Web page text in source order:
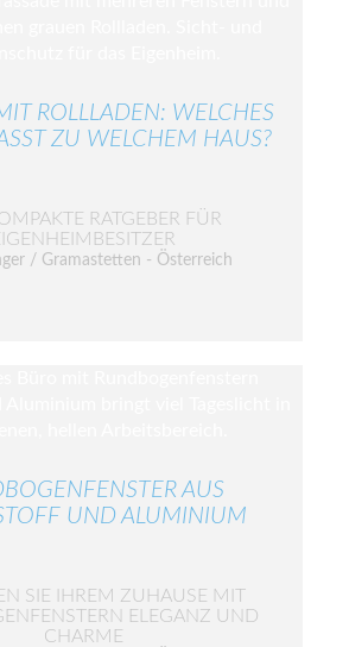
ROLLLADEN: WELCHES
ZU WELCHEM HAUS?
RATGEBER FÜR
/ Gramastetten - Österreich
AUS
UND ALUMINIUM
SIE IHREM ZUHAUSE MIT
ELEGANZ UND
CHARME